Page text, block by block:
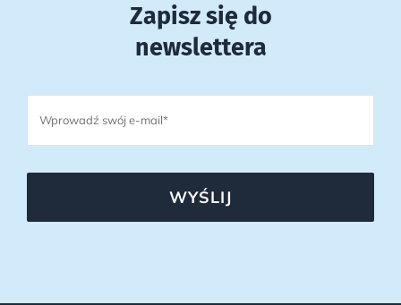
Zapisz się do
newslettera
WYŚLIJ